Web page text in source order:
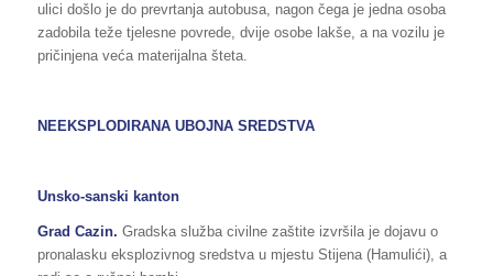
ulici došlo je do prevrtanja autobusa, nagon čega je jedna osoba
zadobila teže tjelesne povrede, dvije osobe lakše, a na vozilu je
pričinjena veća materijalna šteta.
NEEKSPLODIRANA UBOJNA SREDSTVA
Unsko-sanski kanton
Grad Cazin. Gradska služba civilne zaštite izvršila je dojavu o
pronalasku eksplozivnog sredstva u mjestu Stijena (Hamulići), a